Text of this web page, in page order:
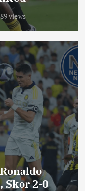
views
Skor 2-0